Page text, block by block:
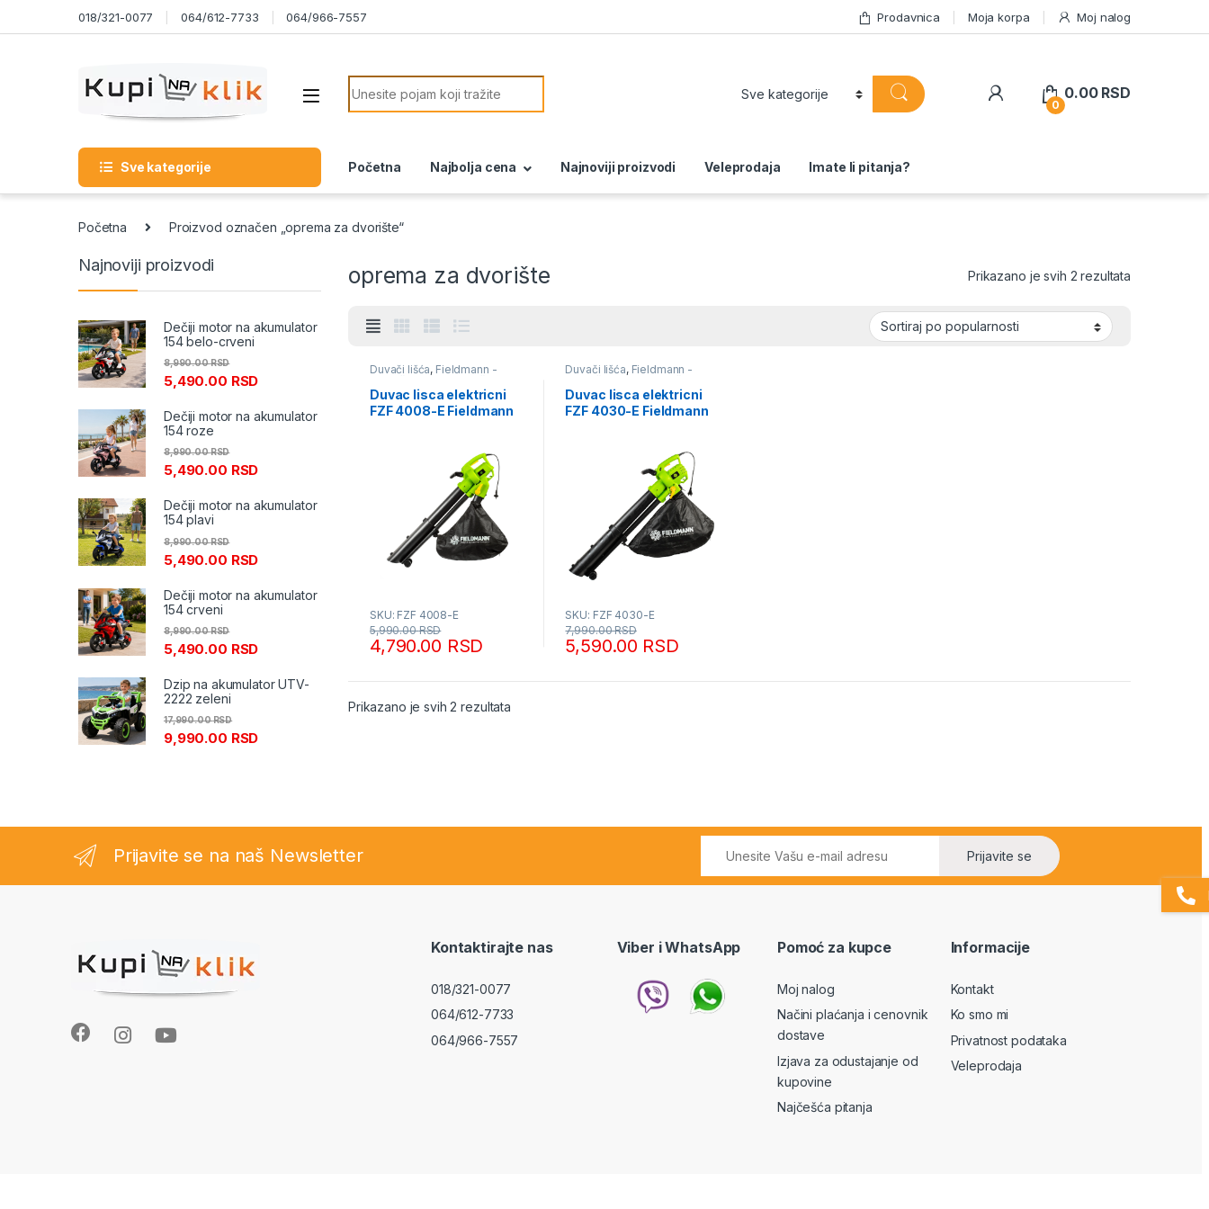
Skip to navigation018/321-0077 064/612-7733 064/966-7557 Prodavnica Moja korpa Moj nalog
Search for:
0
0.00 RSD
Sve kategorije Početna Najbolja cena Najnoviji proizvodi Veleprodaja Imate li pitanja?
Početna Proizvod označen „oprema za dvorište“
oprema za dvorište Prikazano je svih 2 rezultata
Duvači lišća, Fieldmann -
pritiskom usisivači i duvači
Duvac lisca elektricni
FZF 4008-E Fieldmann
SKU: FZF 4008-E
4,790.00 RSD
5,990.00RSD
Duvači lišća, Fieldmann -
pritiskom usisivači i duvači
Duvac lisca elektricni
FZF 4030-E Fieldmann
SKU: FZF 4030-E
5,590.00 RSD
7,990.00RSD
Prikazano je svih 2 rezultataSortirano po popularnosti
Najnoviji proizvodi
Dečiji motor na akumulator
154 belo-crveni
5,490.00 RSD
8,990.00RSD
Dečiji motor na akumulator
154 roze
5,490.00 RSD
8,990.00RSD
Dečiji motor na akumulator
154 plavi
5,490.00 RSD
8,990.00RSD
Dečiji motor na akumulator
154 crveni
5,490.00 RSD
8,990.00RSD
Dzip na akumulator UTV-
2222 zeleni
9,990.00 RSD
17,990.00RSD
Prijavite se na naš Newsletter Prijavite se
Kontaktirajte nas
018/321-0077
064/612-7733
064/966-7557
Viber i WhatsApp Pomoć za kupce
Moj nalog
Načini plaćanja i cenovnik
dostave
Izjava za odustajanje od
kupovine
Najčešća pitanja
Informacije
Kontakt
Ko smo mi
Privatnost podataka
Veleprodaja